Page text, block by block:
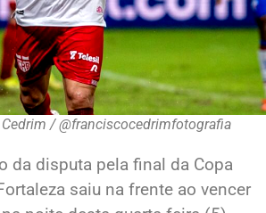
/ @franciscocedrimfotografia
da disputa pela final da Copa
saiu na frente ao vencer